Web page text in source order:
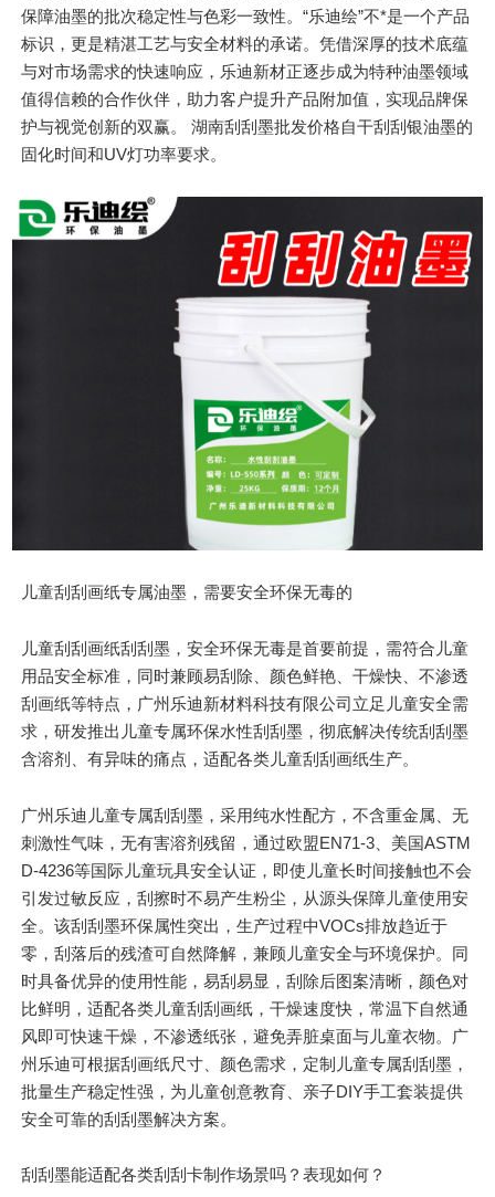
保障油墨的批次稳定性与色彩一致性。“乐迪绘”不*是一个产品
标识，更是精湛工艺与安全材料的承诺。凭借深厚的技术底蕴
与对市场需求的快速响应，乐迪新材正逐步成为特种油墨领域
值得信赖的合作伙伴，助力客户提升产品附加值，实现品牌保
护与视觉创新的双赢。 湖南刮刮墨批发价格自干刮刮银油墨的
固化时间和UV灯功率要求。
儿童刮刮画纸专属油墨，需要安全环保无毒的
儿童刮刮画纸刮刮墨，安全环保无毒是首要前提，需符合儿童
用品安全标准，同时兼顾易刮除、颜色鲜艳、干燥快、不渗透
刮画纸等特点，广州乐迪新材料科技有限公司立足儿童安全需
求，研发推出儿童专属环保水性刮刮墨，彻底解决传统刮刮墨
含溶剂、有异味的痛点，适配各类儿童刮刮画纸生产。
广州乐迪儿童专属刮刮墨，采用纯水性配方，不含重金属、无
刺激性气味，无有害溶剂残留，通过欧盟EN71-3、美国ASTM
D-4236等国际儿童玩具安全认证，即使儿童长时间接触也不会
引发过敏反应，刮擦时不易产生粉尘，从源头保障儿童使用安
全。该刮刮墨环保属性突出，生产过程中VOCs排放趋近于
零，刮落后的残渣可自然降解，兼顾儿童安全与环境保护。同
时具备优异的使用性能，易刮易显，刮除后图案清晰，颜色对
比鲜明，适配各类儿童刮刮画纸，干燥速度快，常温下自然通
风即可快速干燥，不渗透纸张，避免弄脏桌面与儿童衣物。广
州乐迪可根据刮画纸尺寸、颜色需求，定制儿童专属刮刮墨，
批量生产稳定性强，为儿童创意教育、亲子DIY手工套装提供
安全可靠的刮刮墨解决方案。
刮刮墨能适配各类刮刮卡制作场景吗？表现如何？